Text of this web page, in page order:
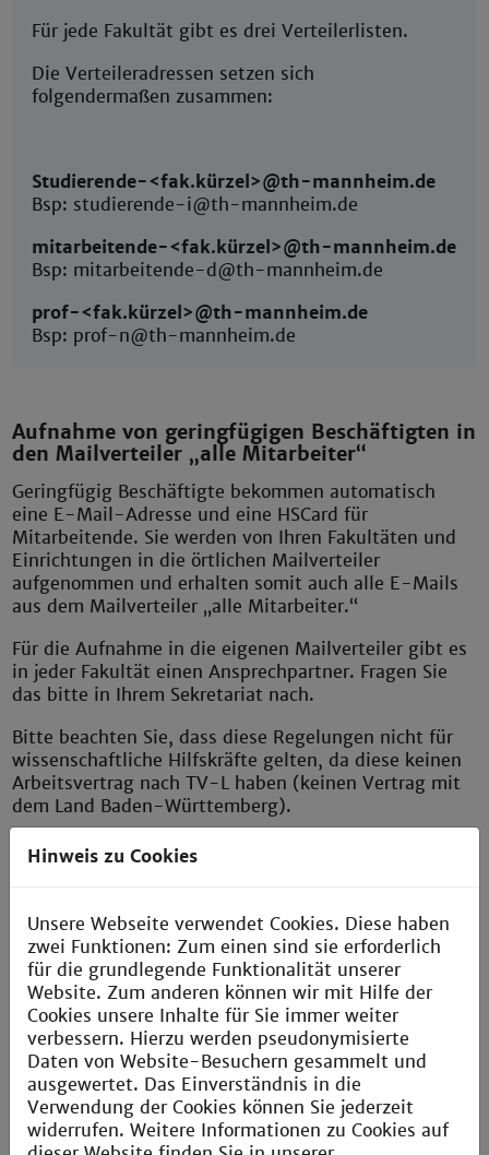
Für jede Fakultät gibt es drei Verteilerlisten.
Die Verteileradressen setzen sich
folgendermaßen zusammen:
Studierende-<fak.kürzel>@th-mannheim.de
Bsp: studierende-i@th-mannheim.de
mitarbeitende-<fak.kürzel>@th-mannheim.de
Bsp: mitarbeitende-d@th-mannheim.de
prof-<fak.kürzel>@th-mannheim.de
Bsp: prof-n@th-mannheim.de
Aufnahme von geringfügigen Beschäftigten in
den Mailverteiler „alle Mitarbeiter“
Geringfügig Beschäftigte bekommen automatisch
eine E-Mail-Adresse und eine HSCard für
Mitarbeitende. Sie werden von Ihren Fakultäten und
Einrichtungen in die örtlichen Mailverteiler
aufgenommen und erhalten somit auch alle E-Mails
aus dem Mailverteiler „alle Mitarbeiter.“
Für die Aufnahme in die eigenen Mailverteiler gibt es
in jeder Fakultät einen Ansprechpartner. Fragen Sie
das bitte in Ihrem Sekretariat nach.
Bitte beachten Sie, dass diese Regelungen nicht für
wissenschaftliche Hilfskräfte gelten, da diese keinen
Arbeitsvertrag nach TV-L haben (keinen Vertrag mit
dem Land Baden-Württemberg).
Löschung der Mitgliedschaft in den
Mailverteilern
die E-Mail-Adresse von Studierenden in der Regel
noch zwei Wochen weiter. Ungefähr zwei Wochen
bevor die Adresse endgültig gelöscht wird, erhalten
Sie eine automatisierte Löschbenachrichtigung.
Die Mail-Adresse von Beschäftigten wird mit dem
Tag des Ausscheidens deaktiviert und dann zeitnah
gelöscht. Damit erlischt auch die Mitgliedschaft in
den Verteilern.
Hinweis zu Cookies
Unsere Webseite verwendet Cookies. Diese haben
zwei Funktionen: Zum einen sind sie erforderlich
für die grundlegende Funktionalität unserer
Website. Zum anderen können wir mit Hilfe der
Cookies unsere Inhalte für Sie immer weiter
verbessern. Hierzu werden pseudonymisierte
Daten von Website-Besuchern gesammelt und
ausgewertet. Das Einverständnis in die
Verwendung der Cookies können Sie jederzeit
widerrufen. Weitere Informationen zu Cookies auf